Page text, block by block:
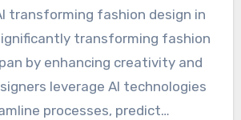
transforming fashion design in
transforming fashion
by enhancing creativity and
leverage AI technologies
processes, predict…